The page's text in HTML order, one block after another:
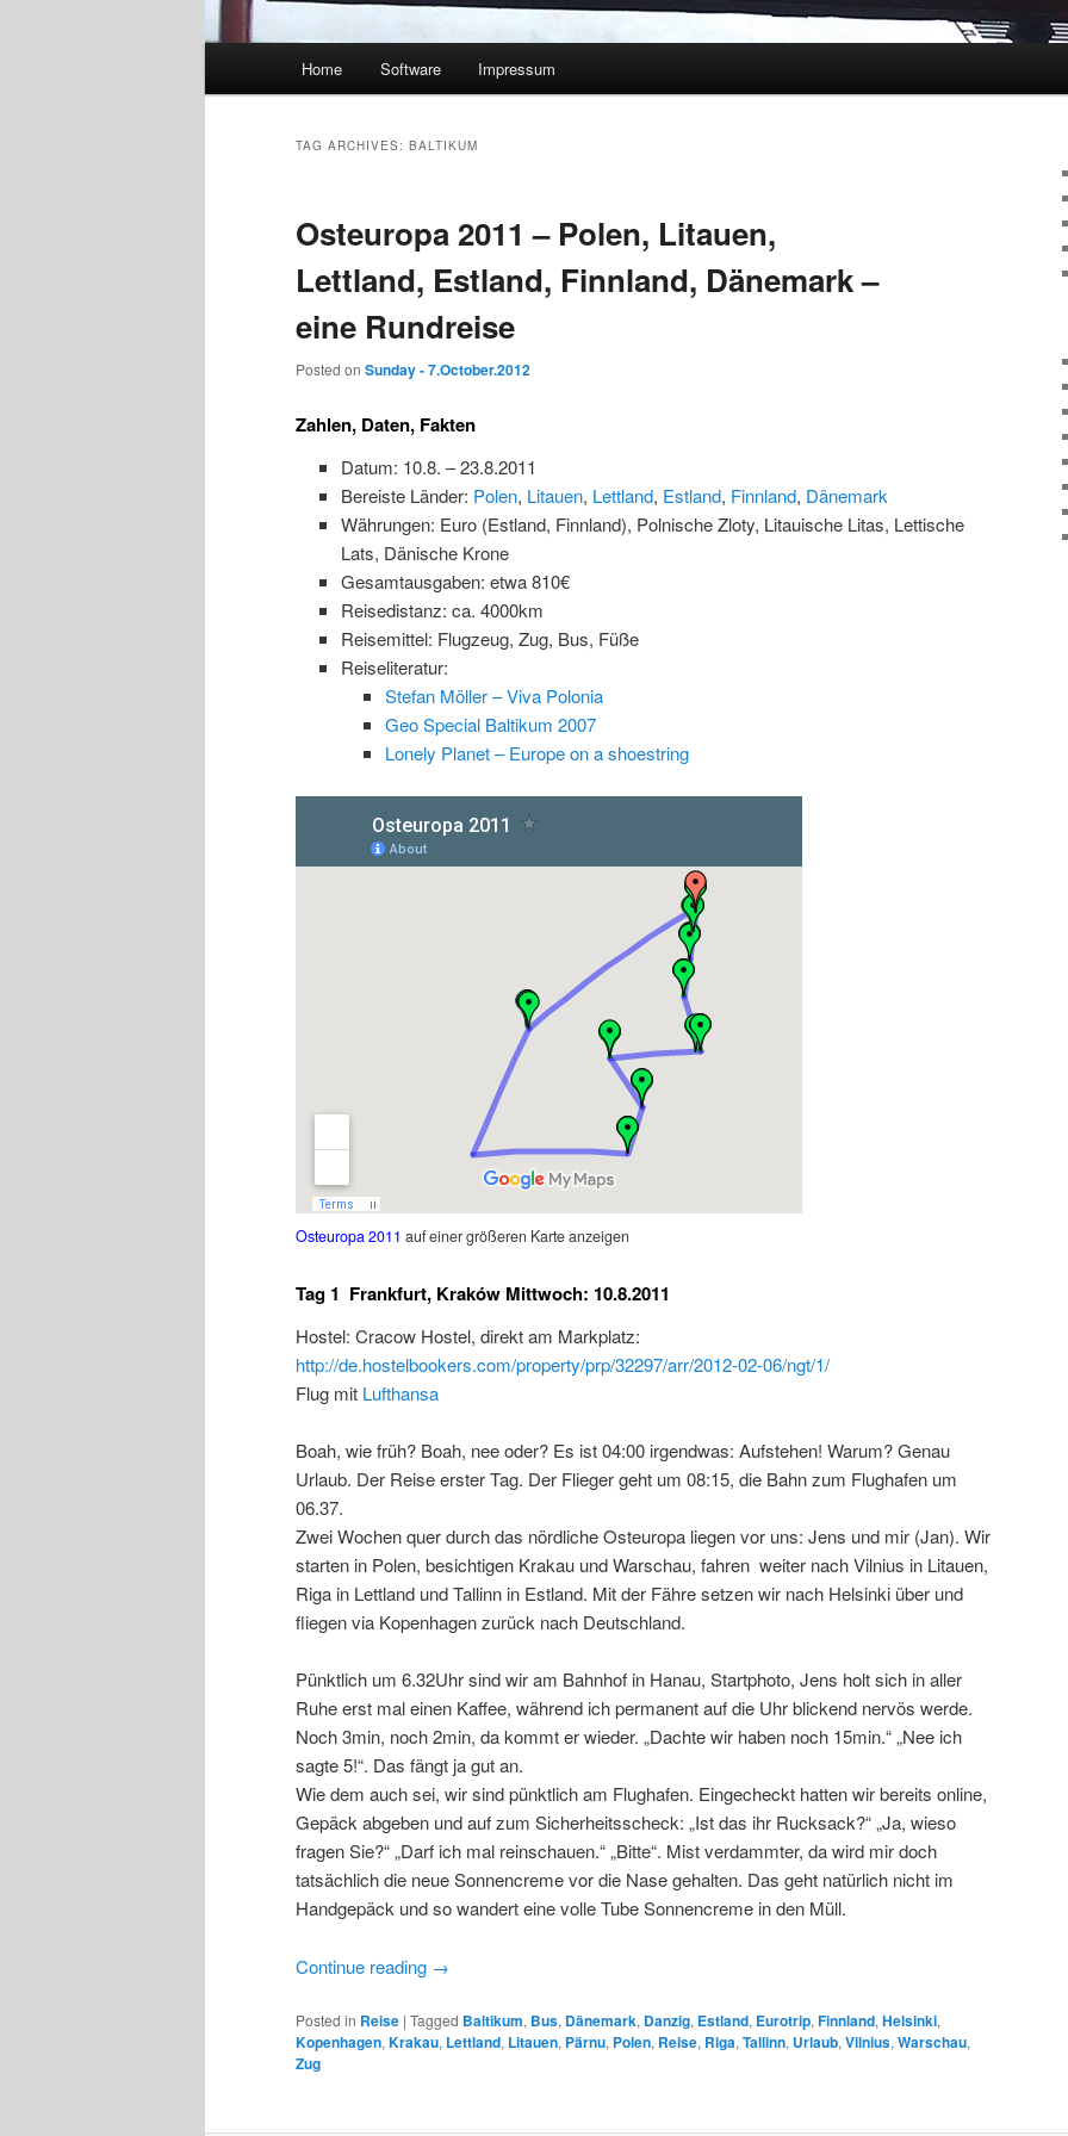
Home Software Impressum
TAG ARCHIVES: BALTIKUM
Osteuropa 2011 – Polen, Litauen,
Lettland, Estland, Finnland, Dänemark –
eine Rundreise
Posted on Sunday - 7.October.2012
Zahlen, Daten, Fakten
Datum: 10.8. – 23.8.2011
Bereiste Länder: Polen, Litauen, Lettland, Estland, Finnland, Dänemark
Währungen: Euro (Estland, Finnland), Polnische Zloty, Litauische Litas, Lettische
Lats, Dänische Krone
Gesamtausgaben: etwa 810€
Reisedistanz: ca. 4000km
Reisemittel: Flugzeug, Zug, Bus, Füße
Reiseliteratur:
Stefan Möller – Viva Polonia
Geo Special Baltikum 2007
Lonely Planet – Europe on a shoestring
Osteuropa 2011 auf einer größeren Karte anzeigen
Tag 1 Frankfurt, Kraków Mittwoch: 10.8.2011
Hostel: Cracow Hostel, direkt am Markplatz:
http://de.hostelbookers.com/property/prp/32297/arr/2012-02-06/ngt/1/
Flug mit Lufthansa
Boah, wie früh? Boah, nee oder? Es ist 04:00 irgendwas: Aufstehen! Warum? Genau
Urlaub. Der Reise erster Tag. Der Flieger geht um 08:15, die Bahn zum Flughafen um
06.37.
Zwei Wochen quer durch das nördliche Osteuropa liegen vor uns: Jens und mir (Jan). Wir
starten in Polen, besichtigen Krakau und Warschau, fahren weiter nach Vilnius in Litauen,
Riga in Lettland und Tallinn in Estland. Mit der Fähre setzen wir nach Helsinki über und
fliegen via Kopenhagen zurück nach Deutschland.
Pünktlich um 6.32Uhr sind wir am Bahnhof in Hanau, Startphoto, Jens holt sich in aller
Ruhe erst mal einen Kaffee, während ich permanent auf die Uhr blickend nervös werde.
Noch 3min, noch 2min, da kommt er wieder. „Dachte wir haben noch 15min.“ „Nee ich
sagte 5!“. Das fängt ja gut an.
Wie dem auch sei, wir sind pünktlich am Flughafen. Eingecheckt hatten wir bereits online,
Gepäck abgeben und auf zum Sicherheitsscheck: „Ist das ihr Rucksack?“ „Ja, wieso
fragen Sie?“ „Darf ich mal reinschauen.“ „Bitte“. Mist verdammter, da wird mir doch
tatsächlich die neue Sonnencreme vor die Nase gehalten. Das geht natürlich nicht im
Handgepäck und so wandert eine volle Tube Sonnencreme in den Müll.
Continue reading →
Posted in Reise | Tagged Baltikum, Bus, Dänemark, Danzig, Estland, Eurotrip, Finnland, Helsinki,
Kopenhagen, Krakau, Lettland, Litauen, Pärnu, Polen, Reise, Riga, Tallinn, Urlaub, Vilnius, Warschau,
Zug